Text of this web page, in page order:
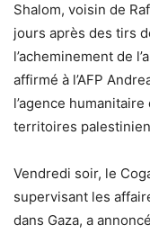
Shalom, voisin de
jours après des tirs
l’acheminement de
affirmé à l’AFP
l’agence
territoires
Vendredi soir, le
supervisant les
dans Gaza, a